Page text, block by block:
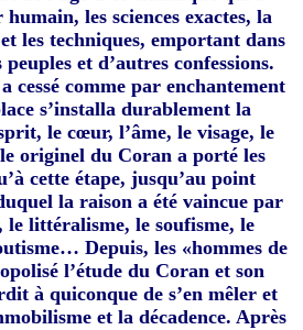
les sciences exactes, la
les techniques, emportant dans
peuples et d’autres confessions.
cessé comme par enchantement
s’installa durablement la
le cœur, l’âme, le visage, le
originel du Coran a porté les
cette étape, jusqu’au point
la raison a été vaincue par
le littéralisme, le soufisme, le
Depuis, les «hommes de
l’étude du Coran et son
à quiconque de s’en mêler et
et la décadence. Après